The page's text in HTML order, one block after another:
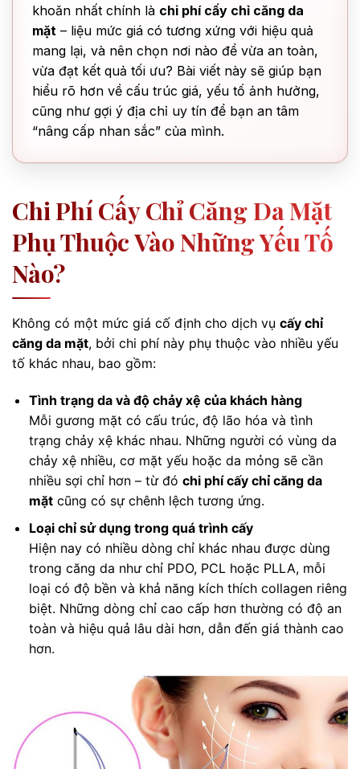
khoăn nhất chính là chi phí cấy chỉ căng da
mặt – liệu mức giá có tương xứng với hiệu quả
mang lại, và nên chọn nơi nào để vừa an toàn,
vừa đạt kết quả tối ưu? Bài viết này sẽ giúp bạn
hiểu rõ hơn về cấu trúc giá, yếu tố ảnh hưởng,
cũng như gợi ý địa chỉ uy tín để bạn an tâm
“nâng cấp nhan sắc” của mình.
Chi Phí Cấy Chỉ Căng Da Mặt
Phụ Thuộc Vào Những Yếu Tố
Nào?
Không có một mức giá cố định cho dịch vụ cấy chỉ
căng da mặt, bởi chi phí này phụ thuộc vào nhiều yếu
tố khác nhau, bao gồm:
Tình trạng da và độ chảy xệ của khách hàng
Mỗi gương mặt có cấu trúc, độ lão hóa và tình
trạng chảy xệ khác nhau. Những người có vùng da
chảy xệ nhiều, cơ mặt yếu hoặc da mỏng sẽ cần
nhiều sợi chỉ hơn – từ đó chi phí cấy chỉ căng da
mặtcũng có sự chênh lệch tương ứng.
Loại chỉ sử dụng trong quá trình cấy
Hiện nay có nhiều dòng chỉ khác nhau được dùng
trong căng da như chỉ PDO, PCL hoặc PLLA, mỗi
loại có độ bền và khả năng kích thích collagen riêng
biệt. Những dòng chỉ cao cấp hơn thường có độ an
toàn và hiệu quả lâu dài hơn, dẫn đến giá thành cao
hơn.